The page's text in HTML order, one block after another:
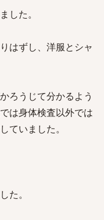
した。
はずし、洋服とシャ
ろうじて分かるよう
は身体検査以外では
ていました。
た。